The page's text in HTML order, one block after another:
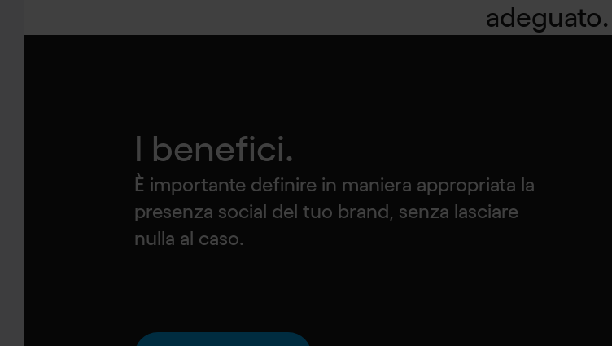
adeguato.
I benefici.
È importante definire in maniera appropriata la
presenza social del tuo brand, senza lasciare
nulla al caso.